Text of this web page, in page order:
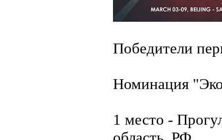
Победители
Номинация
1 место -